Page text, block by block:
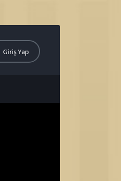
Giriş Yap